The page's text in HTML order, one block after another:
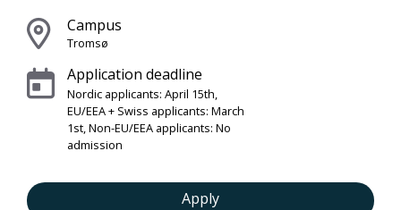
Campus
Tromsø
Application deadline
Nordic applicants: April 15th,
EU/EEA + Swiss applicants: March
1st, Non-EU/EEA applicants: No
admission
Apply